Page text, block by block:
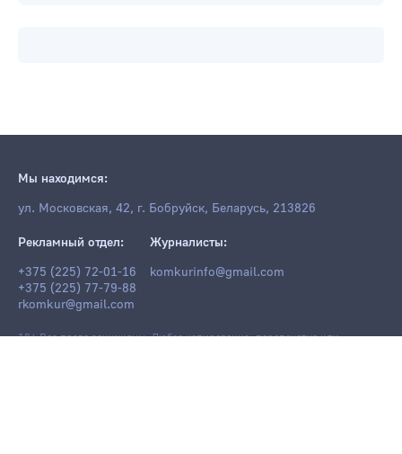
Мы находимся:
ул. Московская, 42, г. Бобруйск, Беларусь, 213826
Рекламный отдел:
+375 (225) 72-01-16
+375 (225) 77-79-88
rkomkur@gmail.com
Журналисты:
komkurinfo@gmail.com
18+ Все права защищены. Любое копирование, перепечатка или